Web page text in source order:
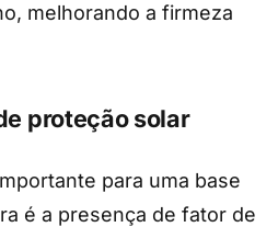
melhorando a firmeza
proteção solar
para uma base
é a presença de fator de